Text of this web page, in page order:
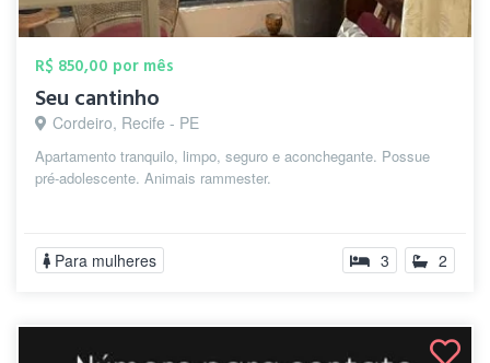
R$ 850,00 por mês
Seu cantinho
Cordeiro, Recife - PE
Apartamento tranquilo, limpo, seguro e aconchegante. Possue
pré-adolescente. Animais rammester.
Para mulheres 3 2